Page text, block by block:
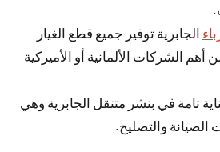
الجابرية توفير جميع قطع الغيار
أهم الشركات الألمانية أو الأميركية
تامة في بنشر متنقل الجابرية وهي
الصيانة والتصليح.